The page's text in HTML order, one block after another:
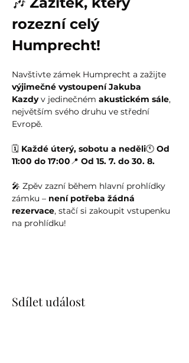
rozezní celý
Humprecht!
Navštivte zámek Humprecht a zažijte
výjimečné vystoupení Jakuba
Kazdy v jedinečném akustickém sále,
největším svého druhu ve střední
Evropě.
🗓️ Každé úterý, sobotu a neděli🕚 Od
11:00 do 17:00📍 Od 15. 7. do 30. 8.
🎤 Zpěv zazní během hlavní prohlídky
zámku – není potřeba žádná
rezervace, stačí si zakoupit vstupenku
na prohlídku!
Sdílet událost